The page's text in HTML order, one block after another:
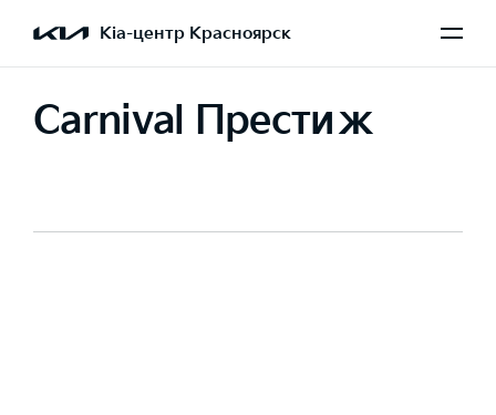
Kia-центр Красноярск
Carnival Престиж